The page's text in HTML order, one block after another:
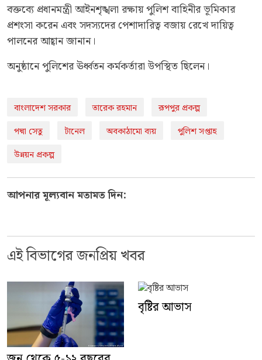
বক্তব্যে প্রধানমন্ত্রী আইনশৃঙ্খলা রক্ষায় পুলিশ বাহিনীর ভূমিকার
প্রশংসা করেন এবং সদস্যদের পেশাদারিত্ব বজায় রেখে দায়িত্ব
পালনের আহ্বান জানান।
অনুষ্ঠানে পুলিশের ঊর্ধ্বতন কর্মকর্তারা উপস্থিত ছিলেন।
বাংলাদেশ সরকার তারেক রহমান
রূপপুর প্রকল্প
পদ্মা সেতু
টানেল অবকাঠামো ব্যয়
পুলিশ সপ্তাহ
উন্নয়ন প্রকল্প
আপনার মূল্যবান মতামত দিন:
এই বিভাগের জনপ্রিয় খবর
বৃষ্টির আভাস